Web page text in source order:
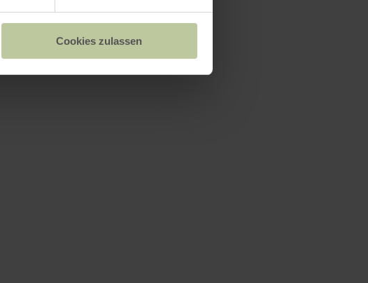
Cookies zulassen